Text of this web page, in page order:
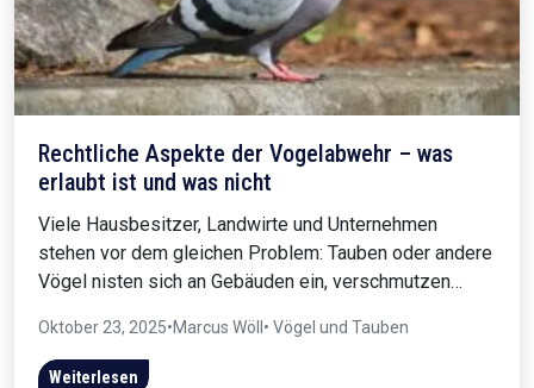
Rechtliche Aspekte der Vogelabwehr – was
erlaubt ist und was nicht
Viele Hausbesitzer, Landwirte und Unternehmen
stehen vor dem gleichen Problem: Tauben oder andere
Vögel nisten sich an Gebäuden ein, verschmutzen…
Oktober 23, 2025•Marcus Wöll • Vögel und Tauben
Weiterlesen